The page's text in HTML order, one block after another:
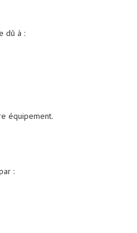
dû à :
équipement.
: